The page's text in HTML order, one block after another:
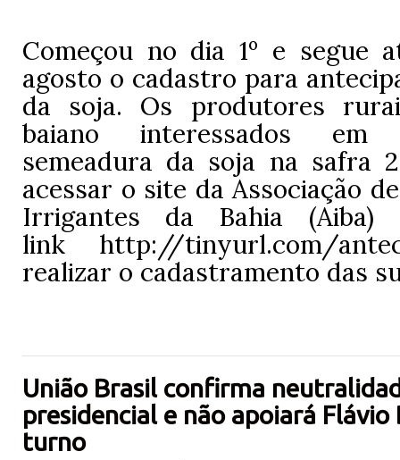
Começou no dia 1º e segue
agosto o cadastro para
da soja. Os produtores
baiano interessados
semeadura da soja na safra
acessar o site da Associação
Irrigantes da Bahia
link http://tinyurl.com/
realizar o cadastramento das
União Brasil confirma
presidencial e não apoiará Flávio
turno